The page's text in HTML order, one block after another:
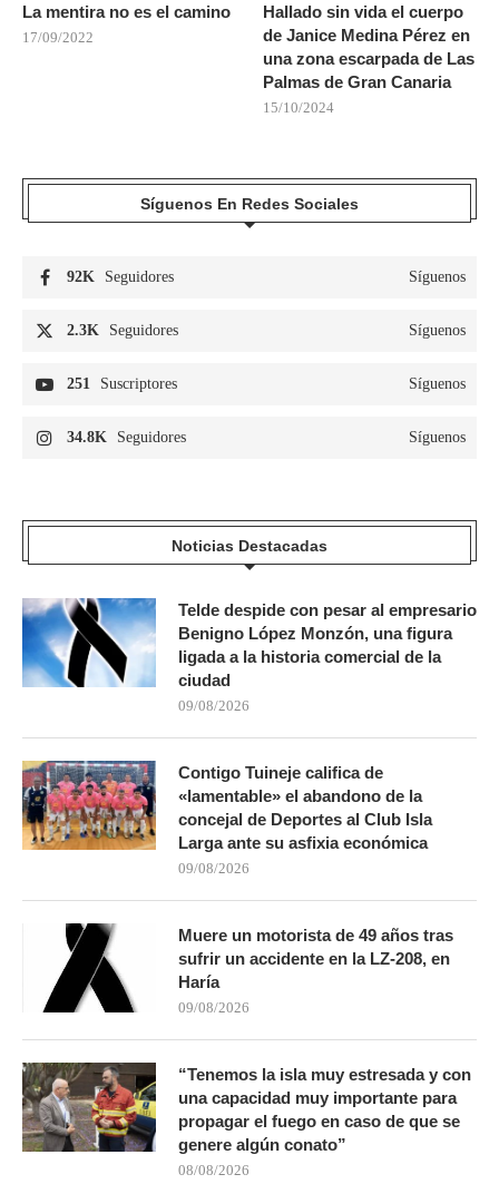
La mentira no es el camino
17/09/2022
Hallado sin vida el cuerpo
de Janice Medina Pérez en
una zona escarpada de Las
Palmas de Gran Canaria
15/10/2024
Síguenos En Redes Sociales
92K Seguidores Síguenos
2.3K Seguidores Síguenos
251 Suscriptores Síguenos
34.8K Seguidores Síguenos
Noticias Destacadas
Telde despide con pesar al empresario
Benigno López Monzón, una figura
ligada a la historia comercial de la
ciudad
09/08/2026
Contigo Tuineje califica de
«lamentable» el abandono de la
concejal de Deportes al Club Isla
Larga ante su asfixia económica
09/08/2026
Muere un motorista de 49 años tras
sufrir un accidente en la LZ-208, en
Haría
09/08/2026
“Tenemos la isla muy estresada y con
una capacidad muy importante para
propagar el fuego en caso de que se
genere algún conato”
08/08/2026